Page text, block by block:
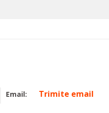
Email: Trimite email